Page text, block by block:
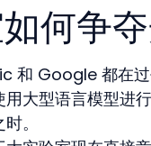
何争
和 Google 都在过
大型语言模型进
。